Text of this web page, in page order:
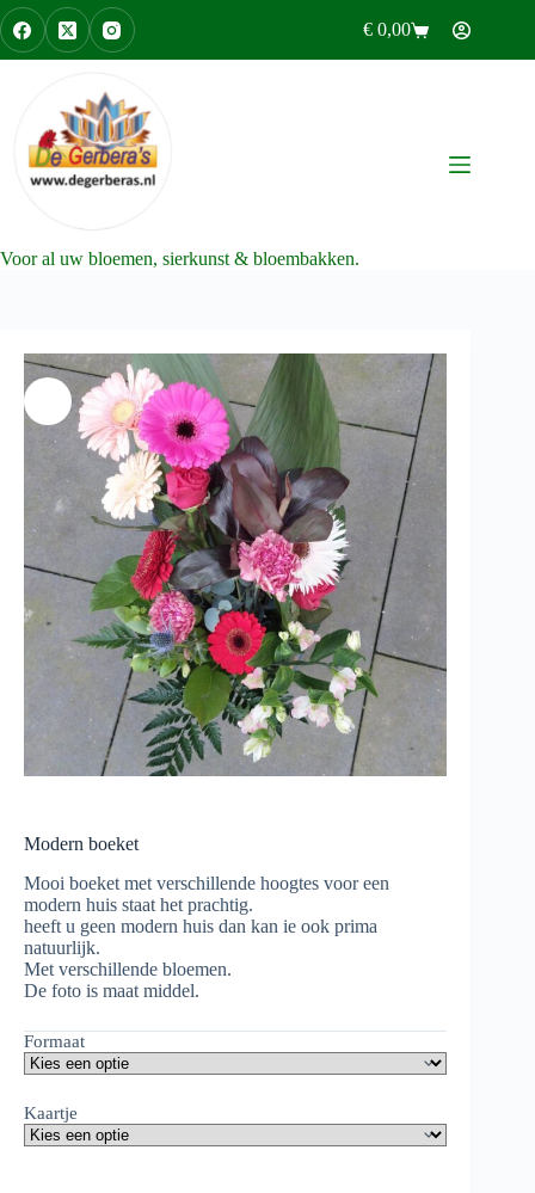
Ga
naar
de
Winkelwagen
€ 0,00
Voor al uw bloemen, sierkunst & bloembakken.
Modern boeket
Mooi boeket met verschillende hoogtes voor een
modern huis staat het prachtig.
heeft u geen modern huis dan kan ie ook prima
natuurlijk.
Met verschillende bloemen.
De foto is maat middel.
Formaat
Kaartje